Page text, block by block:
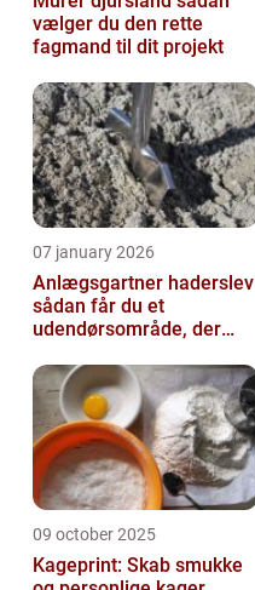
vælger du den rette
fagmand til dit projekt
07 january 2026
Anlægsgartner haderslev
sådan får du et
udendørsområde, der
09 october 2025
Kageprint: Skab smukke